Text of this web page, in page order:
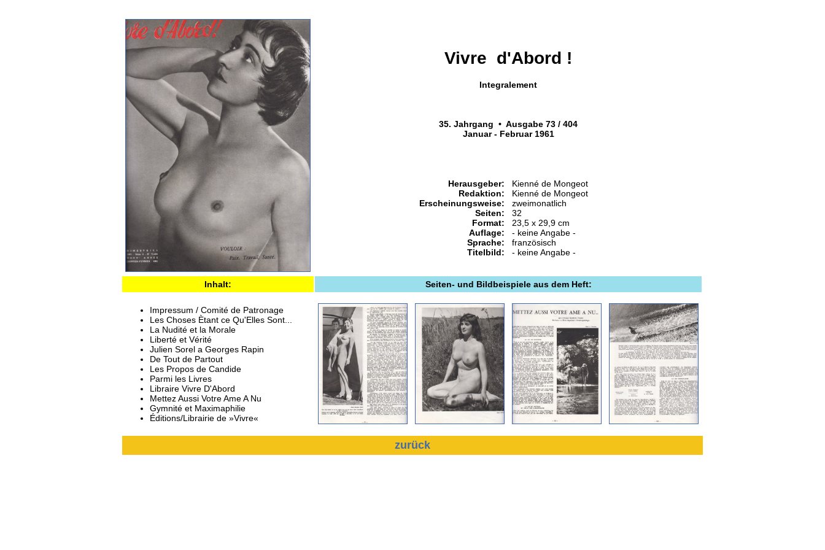
Vivre d'Abord !
Integralement
35. Jahrgang • Ausgabe 73 / 404
Januar - Februar 1961
Herausgeber:
Redaktion:
Erscheinungsweise:
Seiten:
Format:
Auflage:
Sprache:
Titelbild:
Kienné de Mongeot
Kienné de Mongeot
zweimonatlich
32
23,5 x 29,9 cm
- keine Angabe -
französisch
- keine Angabe -
Inhalt: Seiten- und Bildbeispiele aus dem Heft:
Impressum / Comité de Patronage
Les Choses Ètant ce Qu'Elles Sont...
La Nudité et la Morale
Liberté et Vérité
Julien Sorel a Georges Rapin
De Tout de Partout
Les Propos de Candide
Parmi les Livres
Libraire Vivre D'Abord
Mettez Aussi Votre Ame A Nu
Gymnité et Maximaphilie
Éditions/Librairie de »Vivre«
zurück